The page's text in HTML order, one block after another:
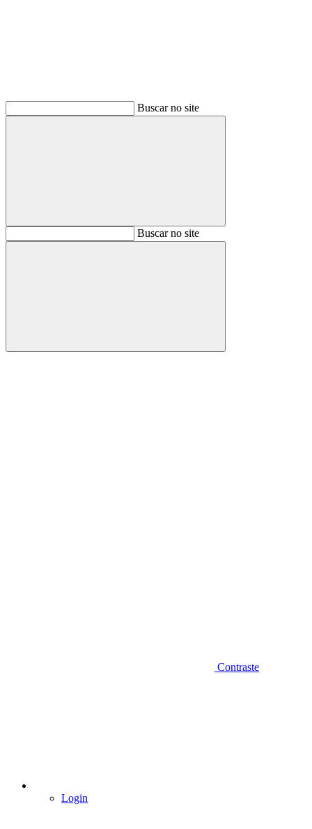
Buscar no site
BuscarBuscar no site
Buscar
Contraste
Login